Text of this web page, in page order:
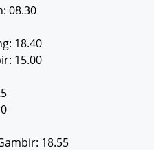
08.30
18.40
15.00
18.55